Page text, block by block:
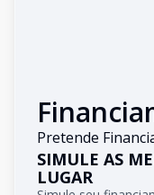
Pretende
SIMULE AS
LUGAR